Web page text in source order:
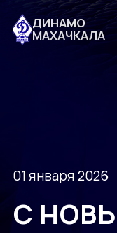
ДИНАМО
МАХАЧКАЛА
01 января 2026
С